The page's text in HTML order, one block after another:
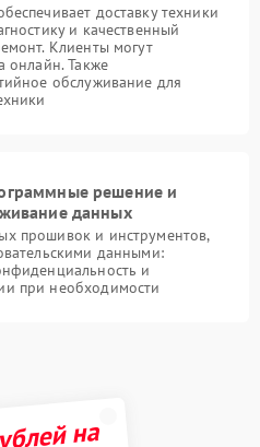
доставку техники
и качественный
Клиенты могут
онлайн. Также
обслуживание для
решение и
данных
прошивок и инструментов,
данными:
и
при необходимости